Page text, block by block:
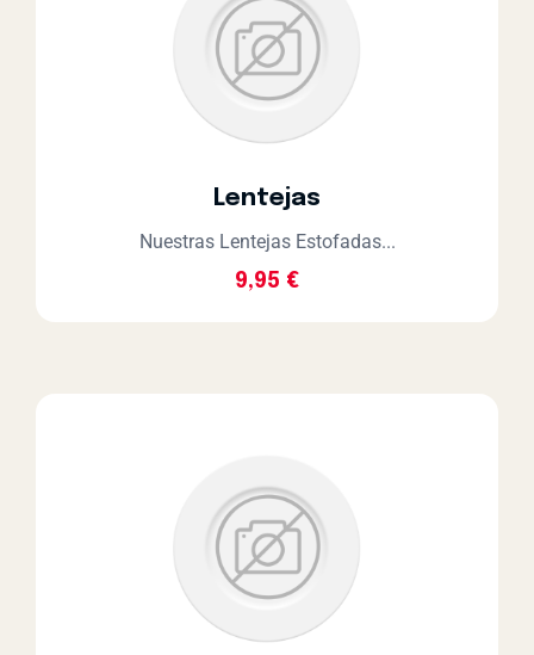
Lentejas
Nuestras Lentejas Estofadas...
9,95 €